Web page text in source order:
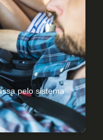
pelo sistema